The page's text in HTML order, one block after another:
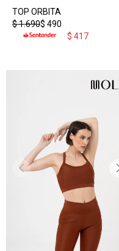
TOP ORBITA
$ 490
$1.690
$ 417